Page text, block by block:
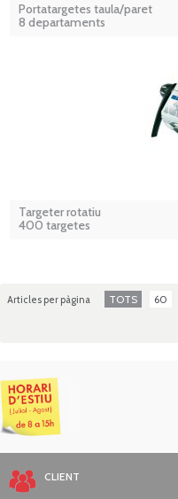
Portatargetes taula/paret
8 departaments
Targeter rotatiu
400 targetes
Articles per pàgina TOTS 60
CLIENT